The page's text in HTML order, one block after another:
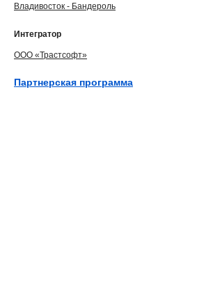
Владивосток - Бандероль
Интегратор
ООО «Трастсофт»
Партнерская программа